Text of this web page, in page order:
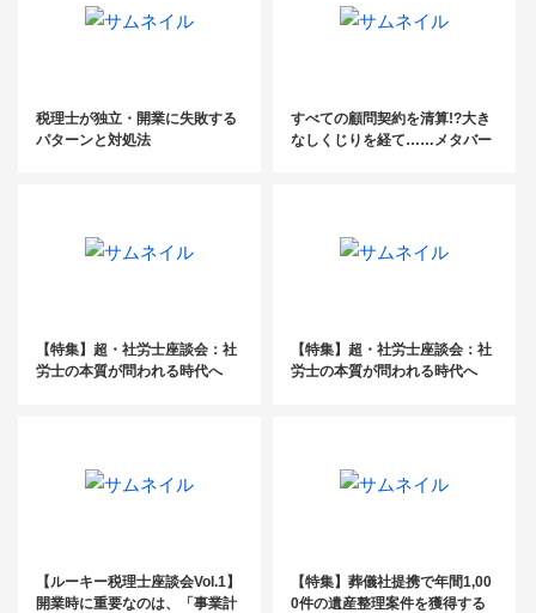
税理士が独立・開業に失敗する
パターンと対処法
すべての顧問契約を清算!?大き
なしくじりを経て……メタバー
【特集】超・社労士座談会：社
労士の本質が問われる時代へ
【特集】超・社労士座談会：社
労士の本質が問われる時代へ
【ルーキー税理士座談会Vol.1】
開業時に重要なのは、「事業計
【特集】葬儀社提携で年間1,00
0件の遺産整理案件を獲得する